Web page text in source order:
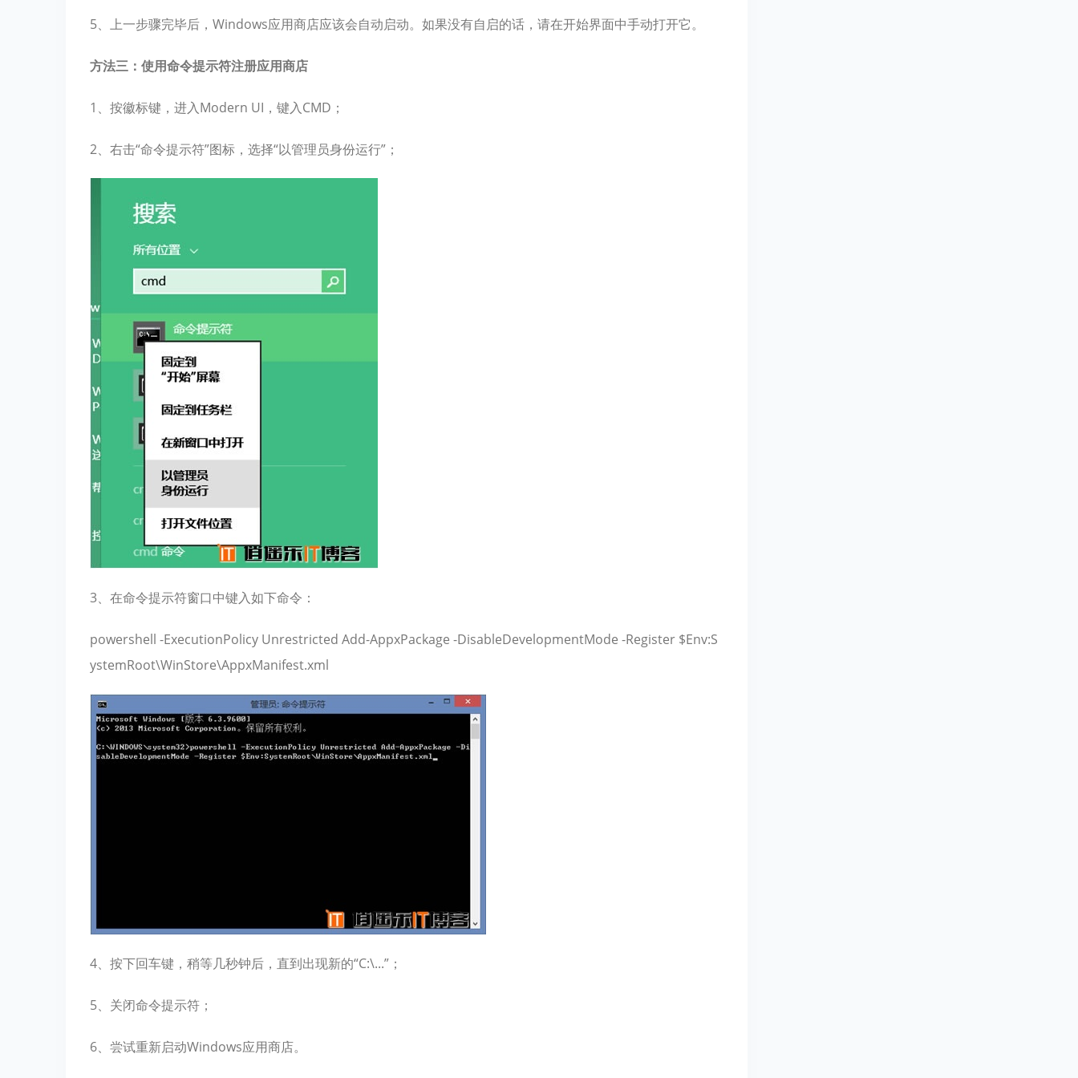
5、上一步骤完毕后，Windows应用商店应该会自动启动。如果没有自启的话，请在开始界面中手动打开它。
方法三：使用命令提示符注册应用商店
1、按徽标键，进入Modern UI，键入CMD；
2、右击“命令提示符”图标，选择“以管理员身份运行”；
3、在命令提示符窗口中键入如下命令：
powershell -ExecutionPolicy Unrestricted Add-AppxPackage -DisableDevelopmentMode -Register $Env:S
ystemRoot\WinStore\AppxManifest.xml
4、按下回车键，稍等几秒钟后，直到出现新的“C:\...”；
5、关闭命令提示符；
6、尝试重新启动Windows应用商店。